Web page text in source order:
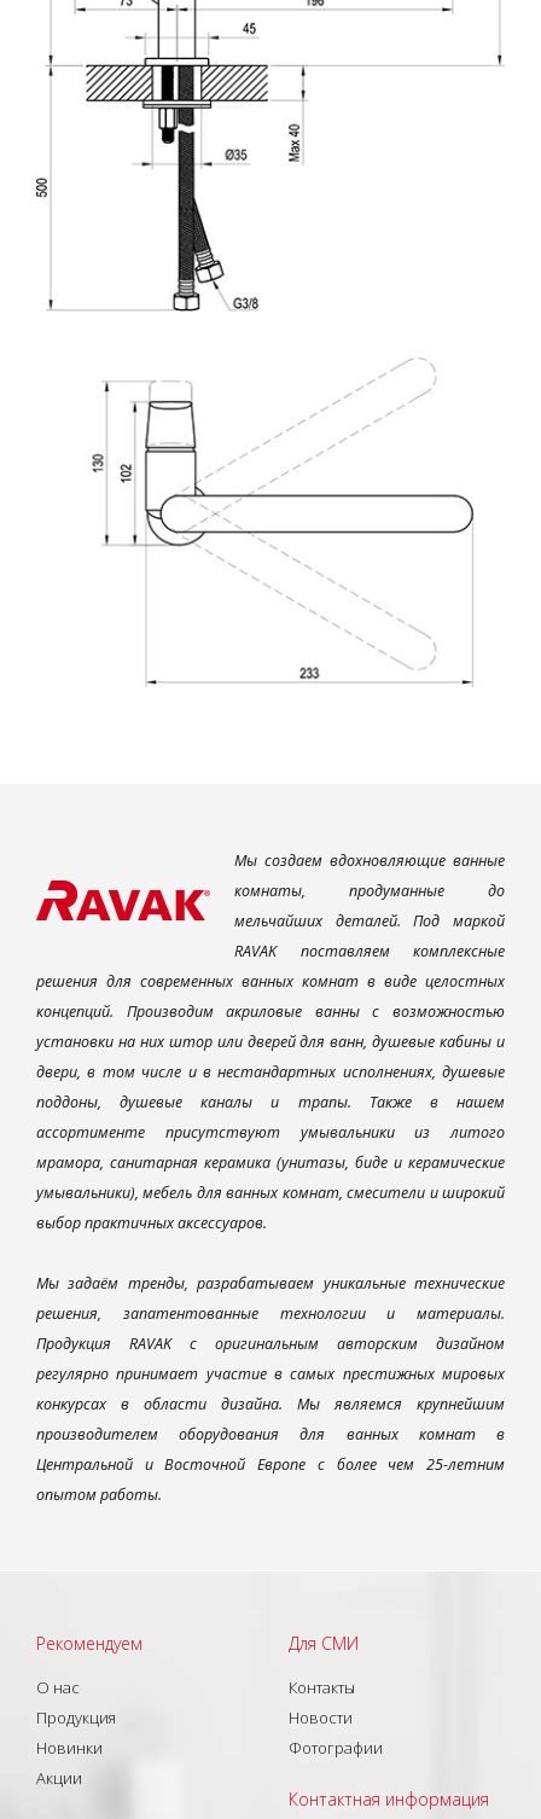
Мы создаем вдохновляющие ванные
комнаты, продуманные до
мельчайших деталей. Под маркой
RAVAK поставляем комплексные
решения для современных ванных комнат в виде целостных
концепций. Производим акриловые ванны с возможностью
установки на них штор или дверей для ванн, душевые кабины и
двери, в том числе и в нестандартных исполнениях, душевые
поддоны, душевые каналы и трапы. Также в нашем
ассортименте присутствуют умывальники из литого
мрамора, санитарная керамика (унитазы, биде и керамические
умывальники), мебель для ванных комнат, смесители и широкий
выбор практичных аксессуаров.
Мы задаём тренды, разрабатываем уникальные технические
решения, запатентованные технологии и материалы.
Продукция RAVAK с оригинальным авторским дизайном
регулярно принимает участие в самых престижных мировых
конкурсах в области дизайна. Мы являемся крупнейшим
производителем оборудования для ванных комнат в
Центральной и Восточной Европе с более чем 25-летним
опытом работы.
Рекомендуем
О нас
Продукция
Новинки
Акции
Для СМИ
Контакты
Новости
Фотографии
Контактная информация